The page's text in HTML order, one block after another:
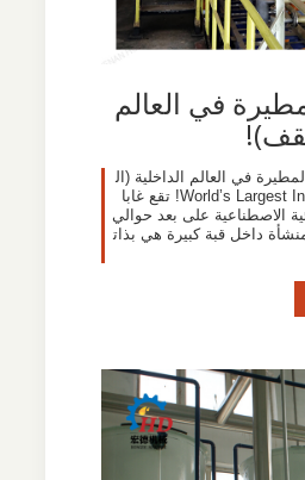
في العالم
المطيرة في العالم الداخلية (ال
مسقف)! World’s Largest Indoor Rainforest! تقع غابا
الاصطناعية على بعد حوالي
داخل قبة كبيرة هي بذات